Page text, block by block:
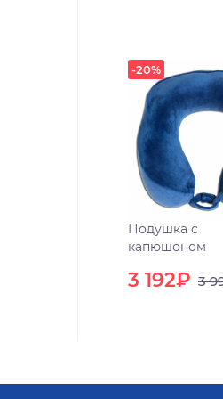
-20%
Подушка с
капюшоном
3 192₽ 3